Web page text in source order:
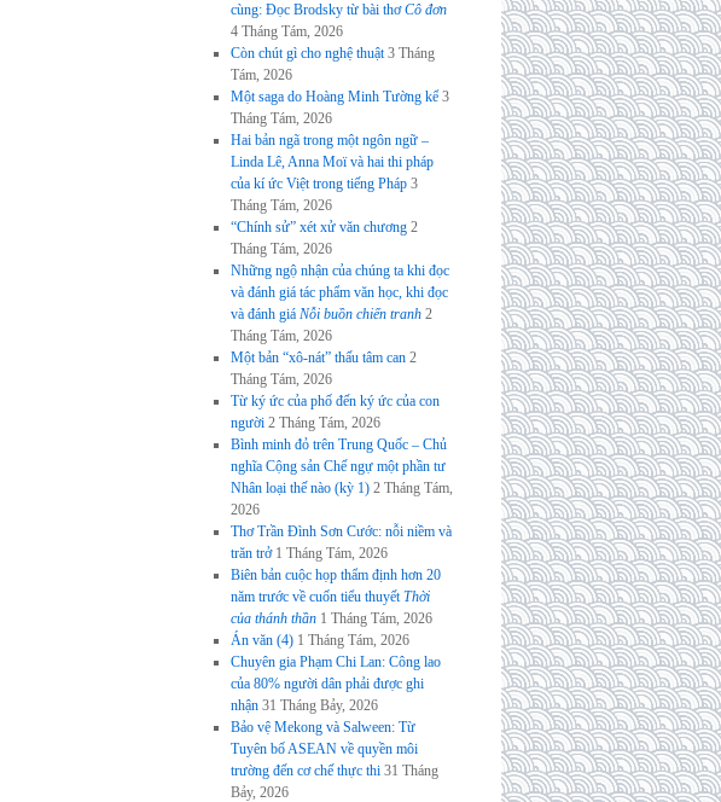
cùng: Đọc Brodsky từ bài thơCô đơn
4 Tháng Tám, 2026
Còn chút gì cho nghệ thuật 3 Tháng
Tám, 2026
Một saga do Hoàng Minh Tường kể 3
Tháng Tám, 2026
Hai bản ngã trong một ngôn ngữ –
Linda Lê, Anna Moï và hai thi pháp
của kí ức Việt trong tiếng Pháp 3
Tháng Tám, 2026
“Chính sử” xét xử văn chương 2
Tháng Tám, 2026
Những ngộ nhận của chúng ta khi đọc
và đánh giá tác phẩm văn học, khi đọc
và đánh giá Nỗi buồn chiến tranh 2
Tháng Tám, 2026
Một bản “xô-nát” thấu tâm can 2
Tháng Tám, 2026
Từ ký ức của phố đến ký ức của con
người 2 Tháng Tám, 2026
Bình minh đỏ trên Trung Quốc – Chủ
nghĩa Cộng sản Chế ngự một phần tư
Nhân loại thế nào (kỳ 1) 2 Tháng Tám,
2026
Thơ Trần Đình Sơn Cước: nỗi niềm và
trăn trở 1 Tháng Tám, 2026
Biên bản cuộc họp thẩm định hơn 20
năm trước về cuốn tiểu thuyếtThời
của thánh thần 1 Tháng Tám, 2026
Án văn (4) 1 Tháng Tám, 2026
Chuyên gia Phạm Chi Lan: Công lao
của 80% người dân phải được ghi
nhận 31 Tháng Bảy, 2026
Bảo vệ Mekong và Salween: Từ
Tuyên bố ASEAN về quyền môi
trường đến cơ chế thực thi 31 Tháng
Bảy, 2026